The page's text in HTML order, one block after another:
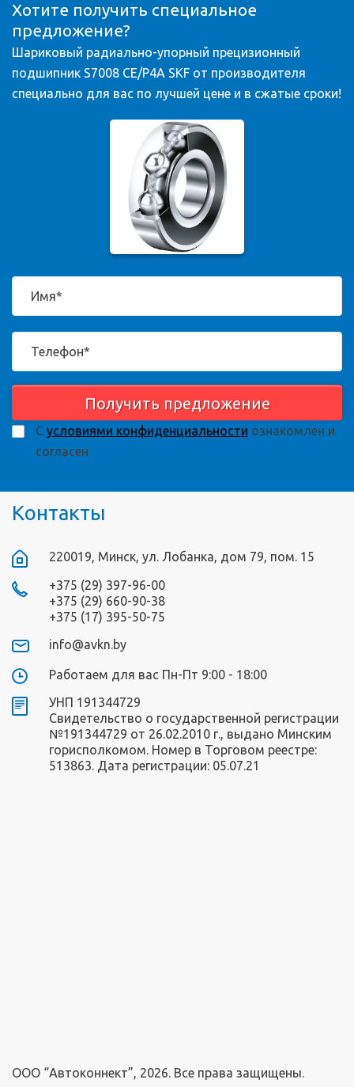
Хотите получить специальное
предложение?
Шариковый радиально-упорный прецизионный
подшипник S7008 CE/P4A SKF от производителя
специально для вас по лучшей цене и в сжатые сроки!
Получить предложение
С условиями конфиденциальности ознакомлен и
согласен
Контакты
220019, Минск, ул. Лобанка, дом 79, пом. 15
+375 (29) 397-96-00
+375 (29) 660-90-38
+375 (17) 395-50-75
info@avkn.by
Работаем для вас Пн-Пт 9:00 - 18:00
УНП 191344729
Свидетельство о государственной регистрации
№191344729 от 26.02.2010 г., выдано Минским
горисполкомом. Номер в Торговом реестре:
513863. Дата регистрации: 05.07.21
ООО “Автоконнект”, 2026. Все права защищены.